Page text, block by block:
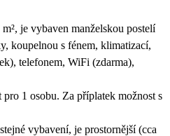
je vybaven manželskou postelí
koupelnou s fénem, klimatizací,
telefonem, WiFi (zdarma),
1 osobu. Za příplatek možnost s
vybavení, je prostornější (cca